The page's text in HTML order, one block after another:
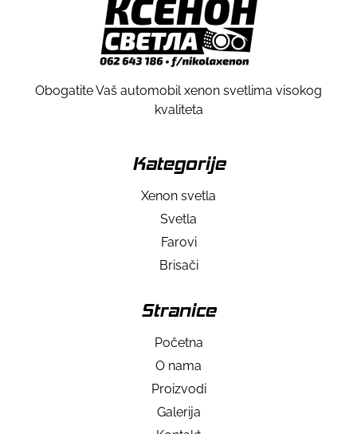
Obogatite Vaš automobil xenon svetlima visokog
kvaliteta
Kategorije
Xenon svetla
Svetla
Farovi
Brisači
Stranice
Početna
O nama
Proizvodi
Galerija